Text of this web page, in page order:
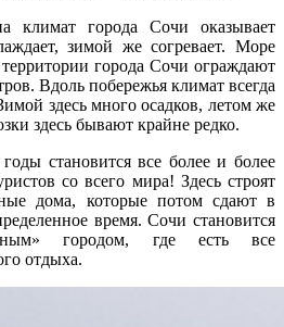
климат города Сочи оказывает
зимой же согревает. Море
города Сочи ограждают
Вдоль побережья климат всегда
здесь много осадков, летом же
здесь бывают крайне редко.
становится все более и более
со всего мира! Здесь строят
дома, которые потом сдают в
время. Сочи становится
городом, где есть все
отдыха.